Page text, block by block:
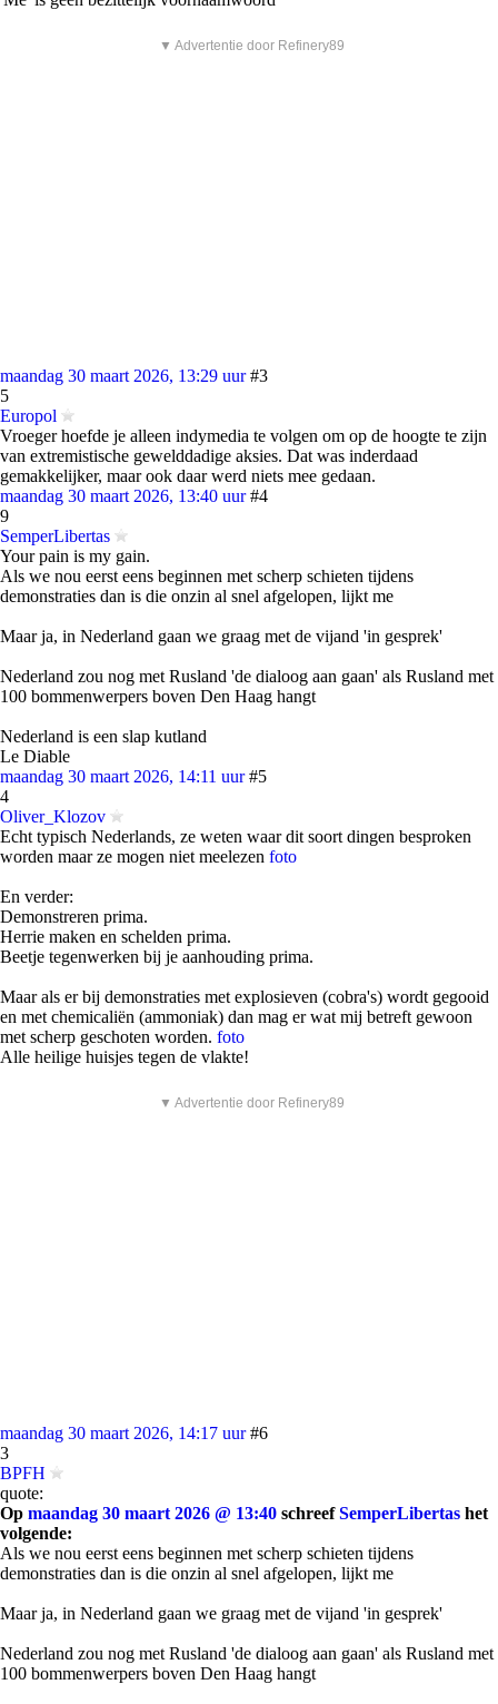
▼ Advertentie door Refinery89
maandag 30 maart 2026, 13:29 uur #3
5
Europol
Vroeger hoefde je alleen indymedia te volgen om op de hoogte te zijn
van extremistische gewelddadige aksies. Dat was inderdaad
gemakkelijker, maar ook daar werd niets mee gedaan.
maandag 30 maart 2026, 13:40 uur #4
9
SemperLibertas
Your pain is my gain.
Als we nou eerst eens beginnen met scherp schieten tijdens
demonstraties dan is die onzin al snel afgelopen, lijkt me
Maar ja, in Nederland gaan we graag met de vijand 'in gesprek'
Nederland zou nog met Rusland 'de dialoog aan gaan' als Rusland met
100 bommenwerpers boven Den Haag hangt
Nederland is een slap kutland
Le Diable
maandag 30 maart 2026, 14:11 uur #5
4
Oliver_Klozov
Echt typisch Nederlands, ze weten waar dit soort dingen besproken
worden maar ze mogen niet meelezen foto
En verder:
Demonstreren prima.
Herrie maken en schelden prima.
Beetje tegenwerken bij je aanhouding prima.
Maar als er bij demonstraties met explosieven (cobra's) wordt gegooid
en met chemicaliën (ammoniak) dan mag er wat mij betreft gewoon
met scherp geschoten worden. foto
Alle heilige huisjes tegen de vlakte!
▼ Advertentie door Refinery89
maandag 30 maart 2026, 14:17 uur #6
3
BPFH
quote:
Op maandag 30 maart 2026 @ 13:40 schreefSemperLibertas het
volgende:
Als we nou eerst eens beginnen met scherp schieten tijdens
demonstraties dan is die onzin al snel afgelopen, lijkt me
Maar ja, in Nederland gaan we graag met de vijand 'in gesprek'
Nederland zou nog met Rusland 'de dialoog aan gaan' als Rusland met
100 bommenwerpers boven Den Haag hangt